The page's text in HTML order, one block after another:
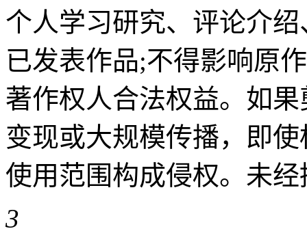
个人学习研究、评论介
已发表作品;不得影响原
著作权人合法权益。如
变现或大规模传播，即
使用范围构成侵权。未
3